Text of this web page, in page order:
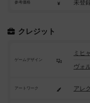
参考価格 未登
クレジット
ゲームデザイン
ミヒ
ヴォ
アートワーク アレ